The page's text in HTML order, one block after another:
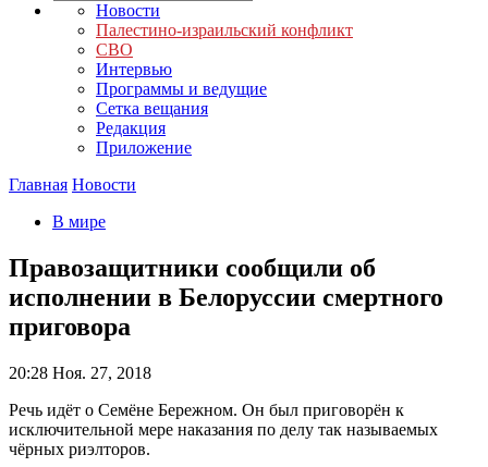
Новости
Палестино-израильский конфликт
СВО
Интервью
Программы и ведущие
Сетка вещания
Редакция
Приложение
Главная Новости
В мире
Правозащитники сообщили об
исполнении в Белоруссии смертного
приговора
20:28 Ноя. 27, 2018
Речь идёт о Семёне Бережном. Он был приговорён к
исключительной мере наказания по делу так называемых
чёрных риэлторов.